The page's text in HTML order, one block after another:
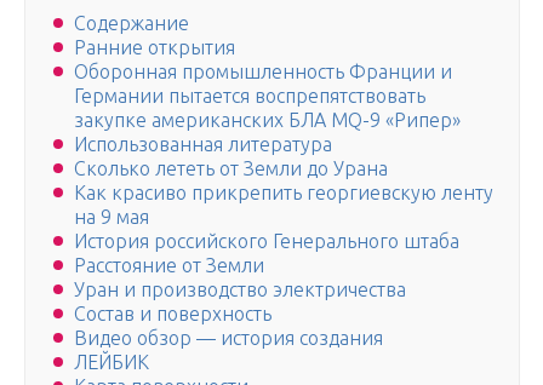
Содержание
Ранние открытия
Оборонная промышленность Франции и
Германии пытается воспрепятствовать
закупке американских БЛА MQ-9 «Рипер»
Использованная литература
Сколько лететь от Земли до Урана
Как красиво прикрепить георгиевскую ленту
на 9 мая
История российского Генерального штаба
Расстояние от Земли
Уран и производство электричества
Состав и поверхность
Видео обзор — история создания
ЛЕЙБИК